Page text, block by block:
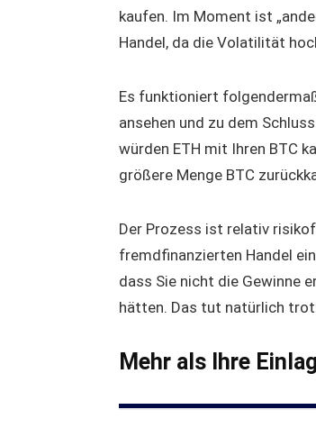
kaufen. Im Moment ist
Handel, da die Volatilität
Es funktioniert
ansehen und zu dem
würden ETH mit Ihren BTC
größere Menge BTC
Der Prozess ist relativ
fremdfinanzierten Handel
dass Sie nicht die Gewinne
hätten. Das tut natürlich
Mehr als Ihre